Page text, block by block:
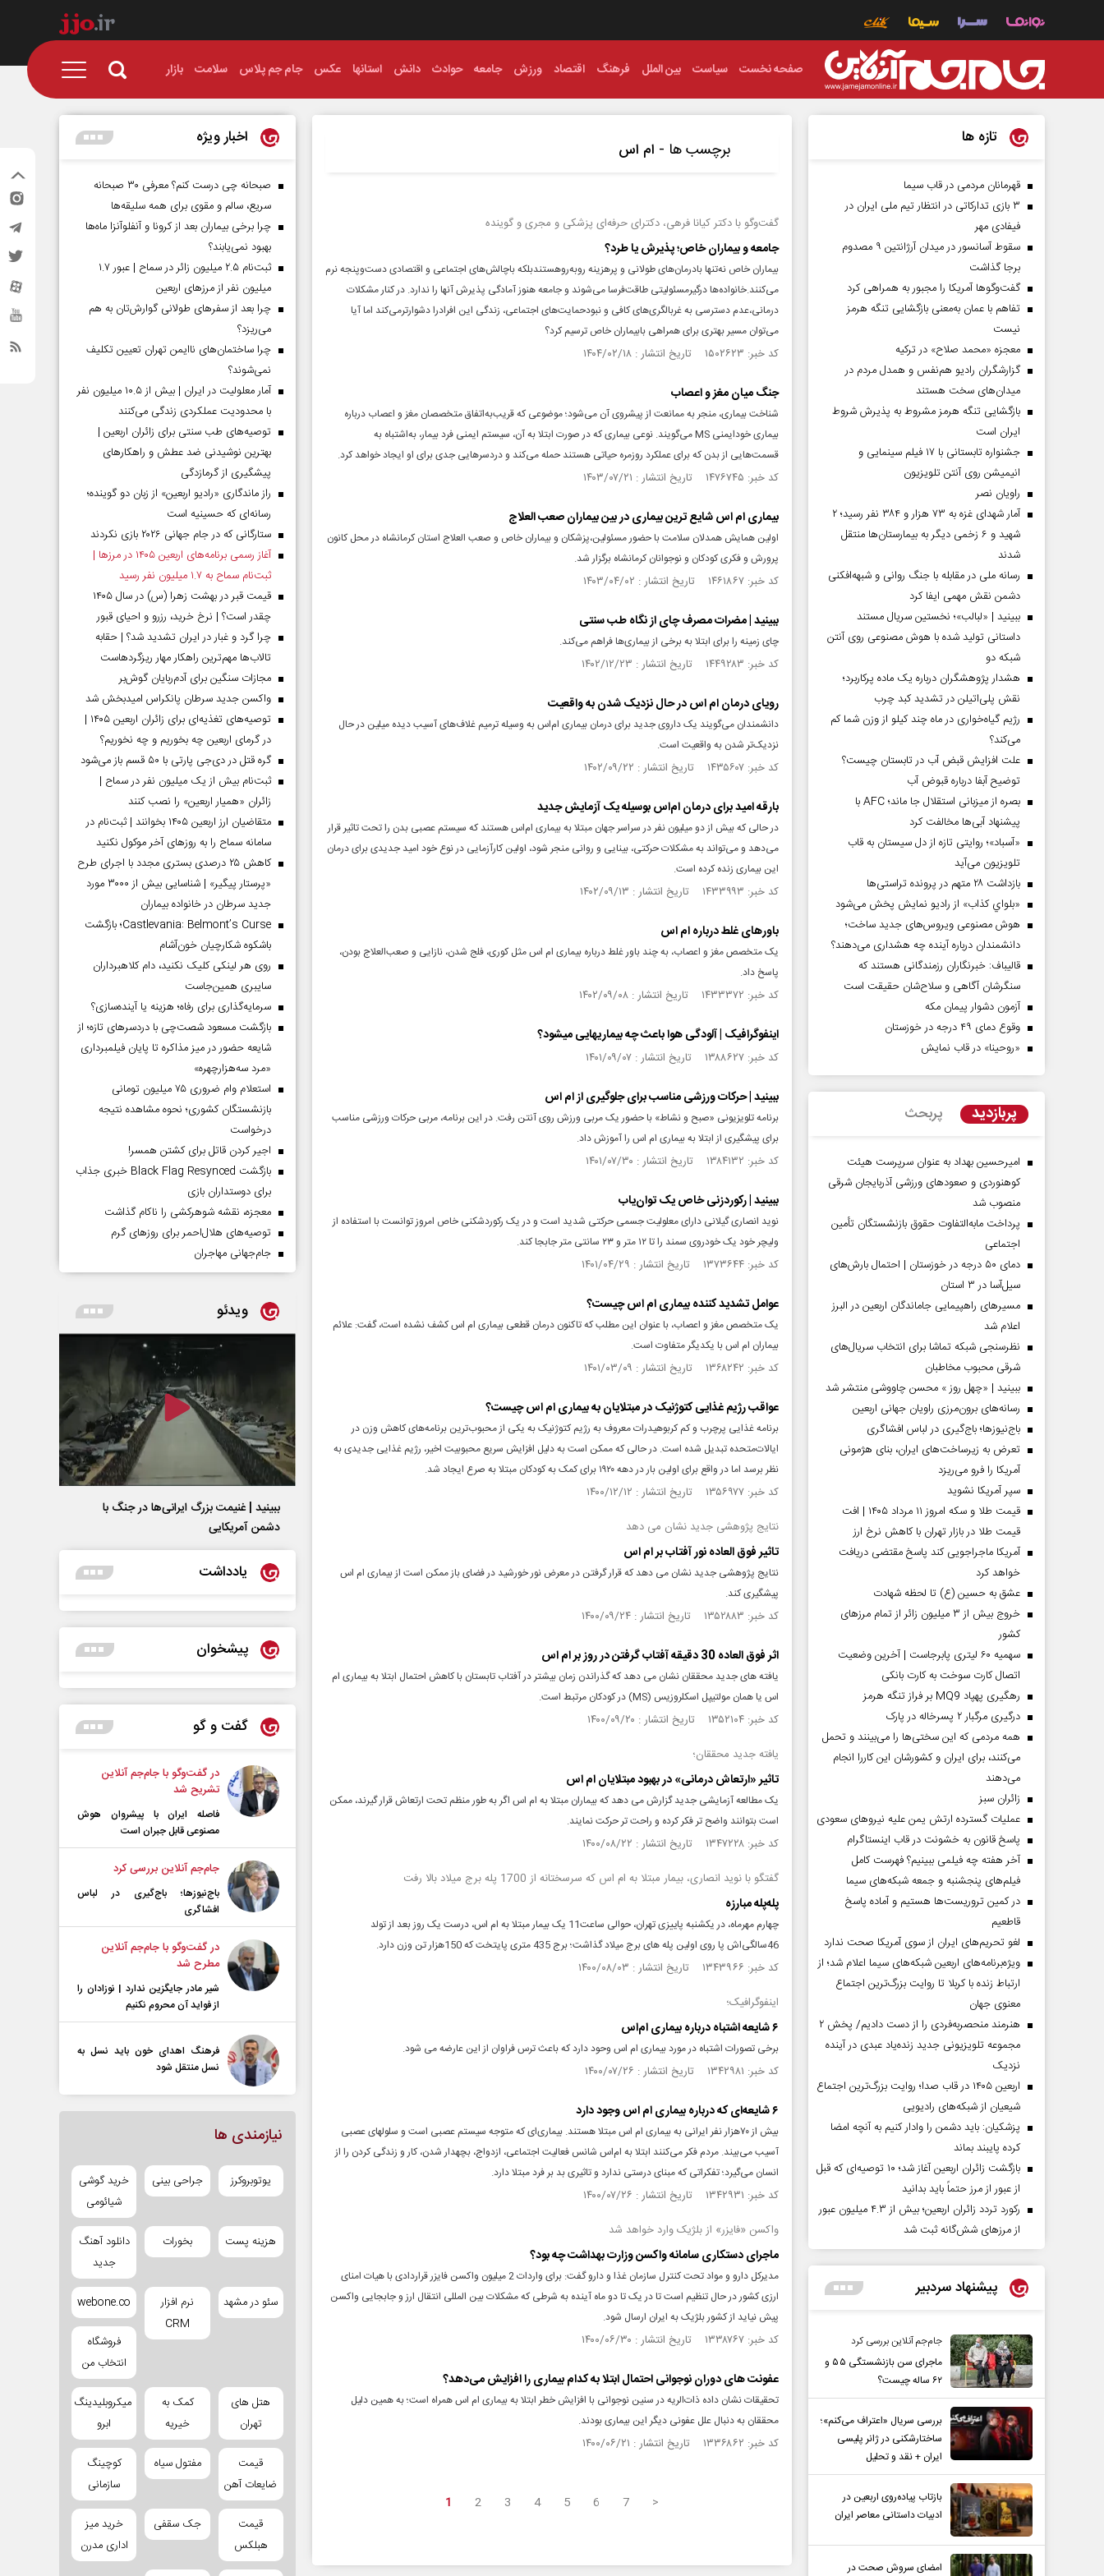
صفحه نخست سیاست بین الملل فرهنگ اقتصاد ورزش جامعه حوادث دانش استانها عکس جام جم پلاس سلامت بازار
برچسب ها - ام اس
گفت‌وگو با دکتر کیانا فرهی، دکترای حرفه‌ای پزشکی و مجری و گوینده
جامعه و بیماران خاص؛ پذیرش یا طرد؟
بیماران خاص نه‌تنها بادرمان‌های طولانی و پرهزینه روبه‌روهستندبلکه باچالش‌های اجتماعی و اقتصادی دست‌وپنجه نرم
می‌کنند.خانواده‌ها درگیرمسئولیتی طاقت‌فرسا می‌شوند و جامعه هنوز آمادگی پذیرش آنها را ندارد. در کنار مشکلات
درمانی،عدم دسترسی به غربالگری‌های کافی و نبودحمایت‌های اجتماعی، زندگی این افرادرا دشوارترمی‌کند اما آیا
می‌توان مسیر بهتری برای همراهی بابیماران خاص ترسیم کرد؟
کد خبر: ۱۵۰۲۶۲۳ تاریخ انتشار : ۱۴۰۴/۰۲/۱۸
جنگ میان مغز و اعصاب
شناخت بیماری، منجر به ممانعت از پیشروی آن می‌شود؛ موضوعی که قریب‌به‌اتفاق متخصصان مغز و اعصاب درباره
بیماری خودایمنی MS می‌گویند. نوعی بیماری که در صورت ابتلا به آن، سیستم ایمنی فرد بیمار، به‌اشتباه به
قسمت‌هایی از بدن که برای عملکرد روزمره حیاتی هستند حمله می‌کند و دردسرهایی جدی برای او ایجاد خواهد کرد.
کد خبر: ۱۴۷۶۷۴۵ تاریخ انتشار : ۱۴۰۳/۰۷/۲۱
بیماری ام اس شایع ترین بیماری در بین بیماران صعب العلاج
اولین همایش همدلان سلامت با حضور مسئولین،پزشکان و بیماران خاص و صعب العلاج استان کرمانشاه در محل کانون
پرورش و فکری کودکان و نوجوانان کرمانشاه برگزار شد.
کد خبر: ۱۴۶۱۸۶۷ تاریخ انتشار : ۱۴۰۳/۰۴/۰۲
ببینید | مضرات مصرف چای از نگاه طب سنتی
چای زمینه را برای ابتلا به برخی از بیماری‌ها فراهم می‌کند.
کد خبر: ۱۴۴۹۲۸۳ تاریخ انتشار : ۱۴۰۲/۱۲/۲۳
رویای درمان ام‌ اس در حال نزدیک شدن به واقعیت
دانشمندان می‌گویند یک داروی جدید برای درمان بیماری ام‌اس به وسیله ترمیم غلاف‌های آسیب دیده میلین در حال
نزدیک‌تر شدن به واقعیت است.
کد خبر: ۱۴۳۵۶۰۷ تاریخ انتشار : ۱۴۰۲/۰۹/۲۲
بارقه امید برای درمان ام‌اس بوسیله یک آزمایش جدید
در حالی که بیش از دو میلیون نفر در سراسر جهان مبتلا به بیماری ام‌اس هستند که سیستم عصبی بدن را تحت تاثیر قرار
می‌دهد و می‌تواند به مشکلات حرکتی، بینایی و روانی منجر شود، اولین کارآزمایی در نوع خود امید جدیدی برای درمان
این بیماری زنده کرده است.
کد خبر: ۱۴۳۳۹۹۳ تاریخ انتشار : ۱۴۰۲/۰۹/۱۳
باور‌های غلط درباره ام اس
یک متخصص مغز و اعصاب، به چند باور غلط درباره بیماری ام اس مثل کوری، فلج شدن، نازایی و صعب‌العلاج بودن،
پاسخ داد.
کد خبر: ۱۴۳۳۳۷۲ تاریخ انتشار : ۱۴۰۲/۰۹/۰۸
اینفوگرافیک | آلودگی هوا باعث چه بیماری‎هایی می‎شود؟
کد خبر: ۱۳۸۸۶۲۷ تاریخ انتشار : ۱۴۰۱/۰۹/۰۷
ببینید | حرکات ورزشی مناسب برای جلوگیری از ام اس
برنامه تلویزیونی «صبح و نشاط» با حضور یک مربی ورزش روی آنتن رفت. در این برنامه، مربی حرکات ورزشی مناسب
برای پیشگیری از ابتلا به بیماری ام اس را آموزش داد.
کد خبر: ۱۳۸۴۱۳۲ تاریخ انتشار : ۱۴۰۱/۰۷/۳۰
ببینید | رکوردزنی خاص یک توان‌یاب
نوید انصاری گیلانی دارای معلولیت جسمی حرکتی شدید است و در یک رکوردشکنی خاص امروز توانست با استفاده از
ولیچر خود یک خودروی سمند را تا ۱۲ متر و ۲۳ سانتی متر جابجا کند.
کد خبر: ۱۳۷۳۶۴۴ تاریخ انتشار : ۱۴۰۱/۰۴/۲۹
عوامل تشدید کننده بیماری ام اس چیست؟
یک متخصص مغز و اعصاب، با عنوان این مطلب که تاکنون درمان قطعی بیماری ام اس کشف نشده است، گفت: علائم
بیماران ام اس با یکدیگر متفاوت است.
کد خبر: ۱۳۶۸۲۴۲ تاریخ انتشار : ۱۴۰۱/۰۳/۰۹
عواقب رژیم غذایی کتوژنیک در مبتلایان به بیماری ام اس چیست؟
برنامه غذایی پرچرب و کم کربوهیدرات معروف به رژیم کتوژنیک به یکی از محبوب‌ترین برنامه‌های کاهش وزن در
ایالات‌متحده تبدیل شده است. در حالی که ممکن است به دلیل افزایش سریع محبوبیت اخیر، رژیم غذایی جدیدی به
نظر برسد اما در واقع برای اولین بار در دهه ۱۹۲۰ برای کمک به کودکان مبتلا به صرع ایجاد شد.
کد خبر: ۱۳۵۶۹۷۷ تاریخ انتشار : ۱۴۰۰/۱۲/۱۲
نتایج پژوهشی جدید نشان می دهد
تاثیر فوق العاده نور آفتاب بر ام اس
نتایج پژوهشی جدید نشان می دهد که قرار گرفتن در معرض نور خورشید در فضای باز ممکن است از بیماری ام اس
پیشگیری کند.
کد خبر: ۱۳۵۲۸۸۳ تاریخ انتشار : ۱۴۰۰/۰۹/۲۴
اثر فوق العاده 30 دقیقه آفتاب گرفتن در روز بر ام اس
یافته های جدید محققان نشان می دهد که گذراندن زمان بیشتر در آفتاب تابستان با کاهش احتمال ابتلا به بیماری ام
اس یا همان مولتیپل اسکلروزیس (MS) در کودکان مرتبط است.
کد خبر: ۱۳۵۲۱۰۴ تاریخ انتشار : ۱۴۰۰/۰۹/۲۰
یافته جدید محققان؛
تاثیر «ارتعاش درمانی» در بهبود مبتلایان ام اس
یک مطالعه آزمایشی جدید گزارش می دهد که بیماران مبتلا به ام اس اگر به طور منظم تحت ارتعاش قرار گیرند، ممکن
است بتوانند واضح تر فکر کرده و راحت تر حرکت نمایند.
کد خبر: ۱۳۴۷۲۲۸ تاریخ انتشار : ۱۴۰۰/۰۸/۲۲
گفتگو با نوید انصاری، بیمار مبتلا به ام‌ اس که سرسختانه از 1700 پله برج‌ میلاد بالا رفت
پله‌پله مبارزه
چهارم مهرماه، در یکشنبه پاییزی تهران، حوالی ساعت11 یک بیمار مبتلا به ام‌ اس، درست یک روز بعد از تولد
46سالگی‌اش پا روی اولین پله‌ های برج میلاد گذاشت؛ برج 435 متری پایتخت که 150هزار تن وزن دارد.
کد خبر: ۱۳۴۳۹۶۶ تاریخ انتشار : ۱۴۰۰/۰۸/۰۳
اینفوگرافیک؛
۶ شایعه اشتباه درباره بیماری ام‌اس
برخی تصورات اشتباه در مورد بیماری ام اس وحود دارد که باعث ترس فراوان از این عارضه می شود.
کد خبر: ۱۳۴۲۹۸۱ تاریخ انتشار : ۱۴۰۰/۰۷/۲۶
۶ شایعه‌ای که درباره بیماری ام‌ اس وجود دارد
بیش از ۷۰هزار نفر ایرانی به بیماری ام‏ اس مبتلا هستند. بیماری‌ای که متوجه سیستم عصبی است و سلول‏های عصبی
آسیب می‌بیند. مردم فکر می‌کنند ابتلا به ‌ام‌اس شانس فعالیت اجتماعی، ازدواج، بچه‏دار شدن، کار و زندگی کردن را از
انسان می‌گیرد؛ تفکراتی که مبنای درستی ندارد و تاثیری بد بر فرد مبتلا دارد.
کد خبر: ۱۳۴۲۹۳۱ تاریخ انتشار : ۱۴۰۰/۰۷/۲۶
واکسن «فایزر» از بلژیک وارد خواهد شد
ماجرای دستکاری سامانه واکسن وزارت بهداشت چه بود؟
مدیرکل دارو و مواد تحت کنترل سازمان غذا و دارو گفت: برای واردات 2 میلیون واکسن فایزر قراردادی با هیات امنای
ارزی کشور در حال تنظیم است تا در یک تا دو ماه آینده به شرطی که مشکلات بین المللی انتقال ارز و جابجایی واکسن
پیش نیاید از کشور بلژیک به ایران ارسال شود.
کد خبر: ۱۳۳۸۷۶۷ تاریخ انتشار : ۱۴۰۰/۰۶/۳۰
عفونت‌ های دوران نوجوانی احتمال ابتلا به کدام بیماری را افزایش می‌دهد؟
تحقیقات نشان داده ذات‌الریه در سنین نوجوانی با افزایش خطر ابتلا به بیماری ام اس همراه است؛ به همین دلیل
محققان به دنبال علل عفونی دیگر این بیماری بودند.
کد خبر: ۱۳۳۶۸۶۲ تاریخ انتشار : ۱۴۰۰/۰۶/۲۱
1 2 3 4 5 6 7 >
تازه ها
قهرمانان مردمی در قاب سیما
۳ بازی تدارکاتی در انتظار تیم ملی ایران در
فیفادی مهر
سقوط آسانسور در میدان آرژانتین ۹ مصدوم
برجا گذاشت
گفت‌وگوها آمریکا را مجبور به همراهی کرد
تفاهم با عمان به‌معنی بازگشایی تنگه هرمز
نیست
معجزه «محمد صلاح» در ترکیه
گزارشگران رادیو هم‌نفس و همدل مردم در
میدان‌های سخت هستند
بازگشایی تنگه هرمز مشروط به پذیرش شروط
ایران است
جشنواره تابستانی با ۱۷ فیلم سینمایی و
انیمیشن روی آنتن تلویزیون
راویان نصر
آمار شهدای غزه به ۷۳ هزار و ۳۸۴ نفر رسید؛ ۲
شهید و ۶ زخمی دیگر به بیمارستان‌ها منتقل
شدند
رسانه ملی در مقابله با جنگ روانی و شبهه‌افکنی
دشمن نقش مهمی ایفا کرد
ببینید | «لبالب»؛ نخستین سریال مستند
داستانی تولید شده با هوش مصنوعی روی آنتن
شبکه دو
هشدار پژوهشگران درباره یک ماده پرکاربرد؛
نقش پلی‌اتیلن در تشدید کبد چرب
رژیم گیاه‌خواری در ماه چند کیلو از وزن شما کم
می‌کند؟
علت افزایش قبض آب در تابستان چیست؟
توضیح آبفا درباره قبوض آب
بصره از میزبانی استقلال جا ماند؛ AFC با
پیشنهاد آبی‌ها مخالفت کرد
«آسباد»؛ روایتی تازه از دل سیستان به قاب
تلویزیون می‌آید
بازداشت ۲۸ متهم در پرونده تراستی‌ها
«بلواي کذاب» از رادیو نمایش پخش می‌شود
هوش مصنوعی ویروس‌های جدید ساخت؛
دانشمندان درباره آینده چه هشداری می‌دهند؟
قالیباف: خبرنگاران رزمندگانی هستند که
سنگرشان آگاهی و سلاح‌شان حقیقت است
آزمون دشوار پیمان مکه
وقوع دمای ۴۹ درجه در خوزستان
«روحینا» در قاب نمایش
پربازدید پربحث
امیرحسین بهداد به عنوان سرپرست هیئت
کوهنوردی و صعودهای ورزشی آذربایجان شرقی
منصوب شد
پرداخت مابه‌التفاوت حقوق بازنشستگان تأمین
اجتماعی
دمای ۵۰ درجه در خوزستان | احتمال بارش‌های
سیل‌آسا در ۳ استان
مسیر‌های راهپیمایی جاماندگان اربعین در البرز
اعلام شد
نظرسنجی شبکه تماشا برای انتخاب سریال‌های
شرقی محبوب مخاطبان
ببینید | «چهل روز » محسن چاووشی منتشر شد
رسانه‌های برون‌مرزی راویان جهانی اربعین
باج‌نیوزها؛ باج‌گیری در لباس افشاگری
تعرض به زیرساخت‌های ایران، بنای هژمونی
آمریکا را فرو می‌ریزد
سپر آمریکا نشوید
قیمت طلا و سکه امروز ۱۱ مرداد ۱۴۰۵ | افت
قیمت طلا در بازار تهران با کاهش نرخ ارز
آمریکا ماجراجویی کند پاسخ مقتضی دریافت
خواهد کرد
عشق به حسین (ع) تا لحظه شهادت
خروج بیش از ۳ میلیون زائر از تمام مرز‌های
کشور
سهمیه ۶۰ لیتری پابرجاست | آخرین وضعیت
اتصال کارت سوخت به کارت بانکی
رهگیری پهپاد MQ9 بر فراز تنگه هرمز
درگیری مرگبار ۲ پسرخاله در پارک
همه مردمی که این سختی‌ها را می‌بینند و تحمل
می‌کنند، برای ایران و کشورشان این کاررا انجام
می‌دهند
‌زائران سبز
عملیات گسترده ارتش یمن علیه نیروهای سعودی
پاسخ قانون به خشونت در قاب اینستاگرام
آخر هفته چه فیلمی ببینیم؟ فهرست کامل
فیلم‌های پنجشنبه و جمعه شبکه‌های سیما
در کمین تروریست‌ها هستیم و آماده پاسخ
قاطعیم
لغو تحریم‌های ایران از سوی آمریکا صحت ندارد
ویژه‌برنامه‌های اربعین شبکه‌های سیما اعلام شد؛ از
ارتباط زنده با کربلا تا روایت بزرگ‌ترین اجتماع
معنوی جهان
هنرمند منحصر‌به‌فردی را از دست دادیم/ پخش ۲
مجموعه تلویزیونی جدید زنده‌یاد عبدی در آینده
نزدیک
اربعین ۱۴۰۵ در قاب صدا؛ روایت بزرگ‌ترین اجتماع
شیعیان از شبکه‌های رادیویی
پزشکیان: باید دشمن را وادار کنیم به آنچه امضا
کرده پایبند بماند
بازگشت زائران اربعین آغاز شد؛ ۱۰ توصیه‌ای که قبل
از عبور از مرز حتماً باید بدانید
رکورد تردد زائران اربعین؛ بیش از ۴.۳ میلیون عبور
از مرزهای شش‌گانه ثبت شد
پیشنهاد سردبیر
جام‌جم آنلاین بررسی کرد
ماجرای سن بازنشستگی ۵۵ و
۶۲ ساله چیست؟
بررسی سریال «اعتراف می‌کنم»؛
ساختارشکنی در ژانر پلیسی
ایران + نقد و تحلیل
بازتاب پیاده‌روی اربعین در
ادبیات داستانی معاصر ایران
امضای سروش صحت در
اخبار ویژه
صبحانه چی درست کنم؟ معرفی ۳۰ صبحانه
سریع، سالم و مقوی برای همه سلیقه‌ها
چرا برخی بیماران بعد از کرونا و آنفلوآنزا ماه‌ها
بهبود نمی‌یابند؟
ثبت‌نام ۲.۵ میلیون زائر در سماح | عبور ۱.۷
میلیون نفر از مرز‌های اربعین
چرا بعد از سفرهای طولانی گوارش‌تان به هم
می‌ریزد؟
چرا ساختمان‌های ناایمن تهران تعیین تکلیف
نمی‌شوند؟
آمار معلولیت در ایران | بیش از ۱۰.۵ میلیون نفر
با محدودیت عملکردی زندگی می‌کنند
توصیه‌های طب سنتی برای زائران اربعین |
بهترین نوشیدنی ضد عطش و راهکارهای
پیشگیری از گرمازدگی
راز ماندگاری «رادیو اربعین» از زبان دو گوینده؛
رسانه‌ای که حسینیه است
ستارگانی که در جام جهانی ۲۰۲۶ بازی نکردند
آغاز رسمی برنامه‌های اربعین ۱۴۰۵ در مرز‌ها |
ثبت‌نام سماح به ۱.۷ میلیون نفر رسید
قیمت قبر در بهشت زهرا (س) در سال ۱۴۰۵
چقدر است؟ | نرخ خرید، رزرو و احیای قبور
چرا گرد و غبار در ایران تشدید شد؟ | حقابه
تالاب‌ها مهم‌ترین راهکار مهار ریزگردهاست
مجازات سنگین برای آدم‌ربایان گوش‌بر
واکسن جدید سرطان پانکراس امیدبخش شد
توصیه‌های تغذیه‌ای برای زائران اربعین ۱۴۰۵ |
در گرمای اربعین چه بخوریم و چه نخوریم؟
گره قتل در دی‌جی پارتی با ۵۰ قسم باز می‌شود
ثبت‌نام بیش از یک میلیون نفر در سماح |
زائران «همیار اربعین» را نصب کنند
متقاضیان ارز اربعین ۱۴۰۵ بخوانند | ثبت‌نام در
سامانه سماح را به روز‌های آخر موکول نکنید
کاهش ۲۵ درصدی بستری مجدد با اجرای طرح
«پرستار پیگیر» | شناسایی بیش از ۳۰۰۰ مورد
جدید سرطان در خانواده بیماران
Castlevania: Belmont’s Curse؛ بازگشت
باشکوه شکارچیان خون‌آشام
روی هر لینکی کلیک نکنید، دام کلاهبرداران
سایبری همین‌جاست
سرمایه‌گذاری برای رفاه؛ هزینه یا آینده‌سازی؟
بازگشت مسعود شصت‌چی با دردسر‌های تازه؛ از
شایعه حضور در میز مذاکره تا پایان فیلمبرداری
«مرد سه‌هزارچهره»
استعلام وام ضروری ۷۵ میلیون تومانی
بازنشستگان کشوری؛ نحوه مشاهده نتیجه
درخواست
اجیر کردن قاتل برای کشتن همسر!
بازگشت Black Flag Resynced خبری جذاب
برای دوستداران بازی
معجزه، نقشه شوهرکشی را ناکام گذاشت
توصیه‌های هلال‌احمر برای روز‌های گرم
جام‌جهانی مهاجران
ویدئو
ببینید | غنیمت بزرگ ایرانی‌ها در جنگ با
دشمن آمریکایی
یادداشت
پیشخوان
گفت و گو
در گفت‌و‌گو با جام‌جم آنلاین
تشریح شد
فاصله ایران با پیشرو‌ان هوش
مصنوعی قابل جبران است
جام‌جم آنلاین بررسی کرد
باج‌نیوزها؛ باج‌گیری در لباس
افشاگری
در گفت‌و‌گو با جام‌جم آنلاین
مطرح شد
شیر مادر جایگزین ندارد | نوزادان را
از فواید آن محروم نکنیم
فرهنگ اهدای خون باید نسل به
نسل منتقل شود
نیازمندی ها
یوتوبروکرز جراحی بینی
خرید گوشی
شیائومی
هزینه پست بخورات
دانلود آهنگ
جدید
سئو در مشهد
نرم افزار
CRM
webone.co
فروشگاه
انتخاب من
هتل های
تهران
کمک به
خیریه
میکروبلیدینگ
ابرو
قیمت
ضایعات آهن
مفتول سیاه
کوچینگ
سازمانی
قیمت
هبلکس
جک سقفی
خرید میز
اداری مدرن